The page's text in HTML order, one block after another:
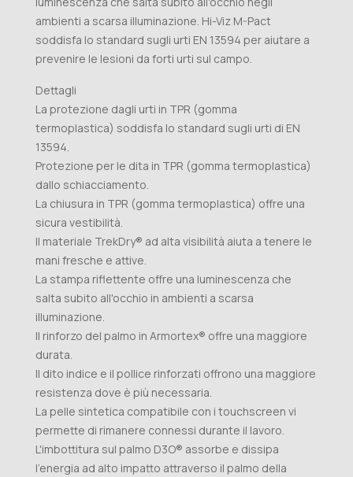
ambienti a scarsa illuminazione. Hi-Viz M-Pact
soddisfa lo standard sugli urti EN 13594 per aiutare a
prevenire le lesioni da forti urti sul campo.
Dettagli
La protezione dagli urti in TPR (gomma
termoplastica) soddisfa lo standard sugli urti di EN
13594.
Protezione per le dita in TPR (gomma termoplastica)
dallo schiacciamento.
La chiusura in TPR (gomma termoplastica) offre una
sicura vestibilità.
Il materiale TrekDry® ad alta visibilità aiuta a tenere le
mani fresche e attive.
La stampa riflettente offre una luminescenza che
salta subito all'occhio in ambienti a scarsa
illuminazione.
Il rinforzo del palmo in Armortex® offre una maggiore
durata.
Il dito indice e il pollice rinforzati offrono una maggiore
resistenza dove è più necessaria.
La pelle sintetica compatibile con i touchscreen vi
permette di rimanere connessi durante il lavoro.
L'imbottitura sul palmo D3O® assorbe e dissipa
l'energia ad alto impatto attraverso il palmo della